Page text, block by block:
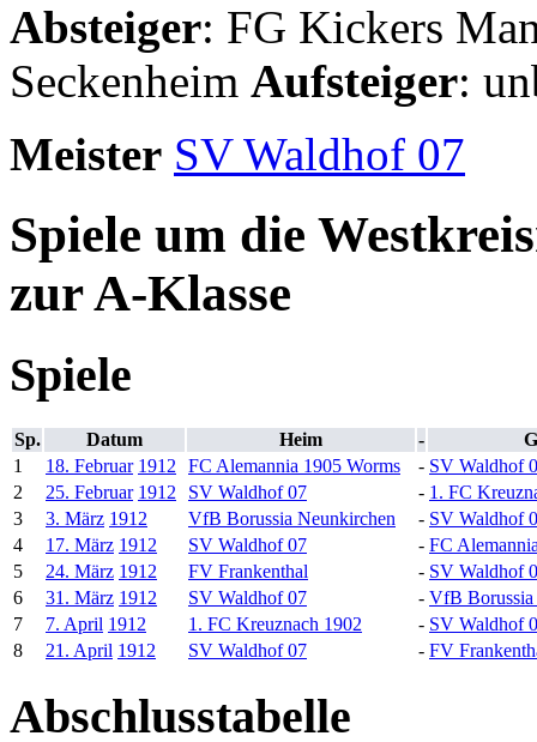
Absteiger: FG Kickers
Seckenheim Aufsteiger:
Meister SV Waldhof 07
Spiele um die
zur A-Klasse
Spiele
Sp. Datum Heim -
1
18. Februar 1912 FC Alemannia 1905 Worms - SV Waldhof
2
25. Februar 1912 SV Waldhof 07 - 1. FC
3
3. März 1912 VfB Borussia Neunkirchen - SV Waldhof
4
17. März 1912 SV Waldhof 07 - FC
5
24. März 1912 FV Frankenthal - SV Waldhof
6
31. März 1912 SV Waldhof 07 - VfB
7
7. April 1912 1. FC Kreuznach 1902 - SV Waldhof
8
21. April 1912 SV Waldhof 07 - FV
Abschlusstabelle